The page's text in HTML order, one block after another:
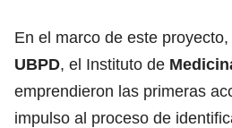
En el marco de este
UBPD, el Instituto de
emprendieron las primeras
impulso al proceso de